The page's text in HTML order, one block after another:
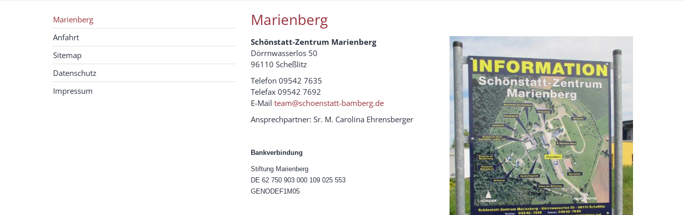
Marienberg
Schönstatt-Zentrum Marienberg
Dörrnwasserlos 50
96110 Scheßlitz
Telefon 09542 7635
Telefax 09542 7692
E-Mail team@schoenstatt-bamberg.de
Ansprechpartner: Sr. M. Carolina Ehrensberger
Bankverbindung
Stiftung Marienberg
DE 62 750 903 000 109 025 553
GENODEF1M05
Marienberg
Anfahrt
Sitemap
Datenschutz
Impressum